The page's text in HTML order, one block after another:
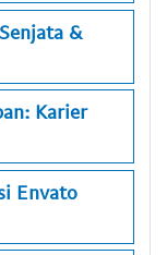
&
Karier
Envato